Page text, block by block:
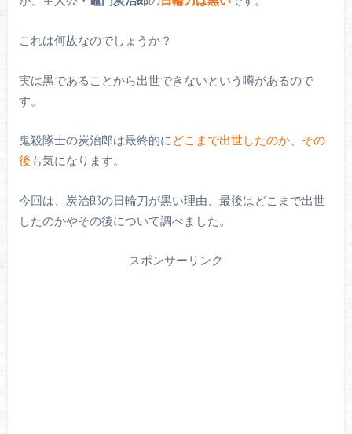
これは何故なのでしょうか？
実は黒であることから出世できないという噂があるので
す。
鬼殺隊士の炭治郎は最終的に どこまで出世したのか、その
後 も気になります。
今回は、炭治郎の日輪刀が黒い理由、最後はどこまで出世
したのかやその後について調べました。
スポンサーリンク